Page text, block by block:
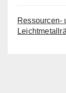
Ressourcen-